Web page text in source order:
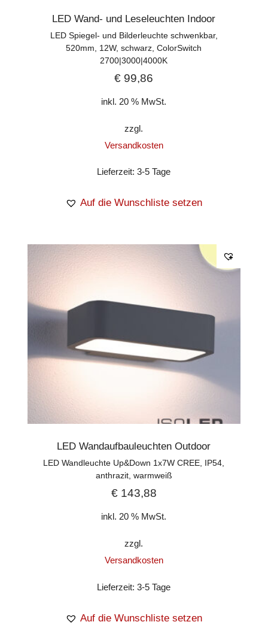
LED Wand- und Leseleuchten Indoor
LED Spiegel- und Bilderleuchte schwenkbar,
520mm, 12W, schwarz, ColorSwitch
2700|3000|4000K
€ 99,86
inkl. 20 % MwSt.
zzgl.
Versandkosten
Lieferzeit:3-5 Tage
Auf die Wunschliste setzen
LED Wandaufbauleuchten Outdoor
LED Wandleuchte Up&Down 1x7W CREE, IP54,
anthrazit, warmweiß
€143,88
inkl. 20 % MwSt.
zzgl.
Versandkosten
Lieferzeit:3-5 Tage
Auf die Wunschliste setzen